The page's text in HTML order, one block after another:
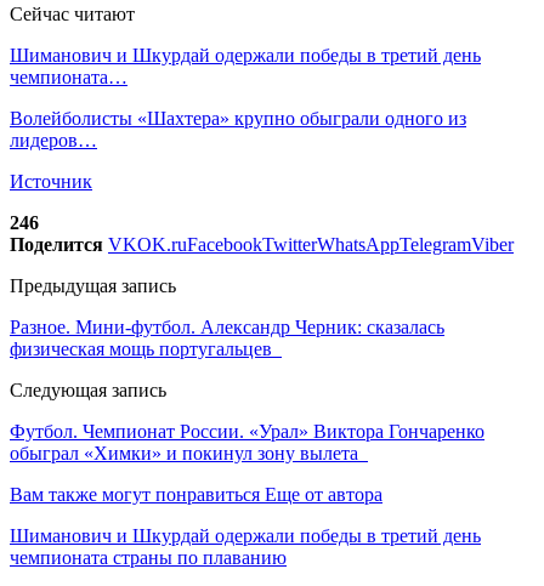
Сейчас читают
Шиманович и Шкурдай одержали победы в третий день
чемпионата…
Волейболисты «Шахтера» крупно обыграли одного из
лидеров…
Источник
246
Поделится VKOK.ruFacebookTwitterWhatsAppTelegramViber
Предыдущая запись
Разное. Мини-футбол. Александр Черник: сказалась
физическая мощь португальцев
Следующая запись
Футбол. Чемпионат России. «Урал» Виктора Гончаренко
обыграл «Химки» и покинул зону вылета
Вам также могут понравиться Еще от автора
Шиманович и Шкурдай одержали победы в третий день
чемпионата страны по плаванию